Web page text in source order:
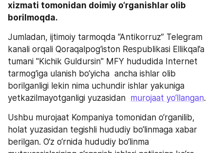
xizmati tomonidan doimiy o‘rganishlar olib
borilmoqda.
Jumladan, ijtimoiy tarmoqda “Antikorruz” Telegram
kanali orqali Qoraqalpog‘iston Respublikasi Ellikqal’a
tumani "Kichik Guldursin" MFY hududida Internet
tarmog‘iga ulanish bo‘yicha  ancha ishlar olib
borilganligi lekin nima uchundir ishlar yakuniga
yetkazilmayotganligi yuzasidan murojaat yo‘llangan.
Ushbu murojaat Kompaniya tomonidan o‘rganilib,
holat yuzasidan tegishli hududiy bo‘linmaga xabar
berilgan. O‘z o‘rnida hududiy bo‘linma